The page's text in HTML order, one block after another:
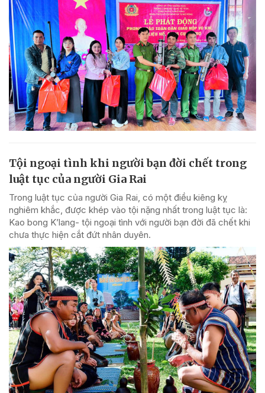
Tội ngoại tình khi người bạn đời chết trong
luật tục của người Gia Rai
Trong luật tục của người Gia Rai, có một điều kiêng kỵ
nghiêm khắc, được khép vào tội nặng nhất trong luật tục là:
Kao bong K’lang- tội ngoại tình với người bạn đời đã chết khi
chưa thực hiện cắt đứt nhân duyên.